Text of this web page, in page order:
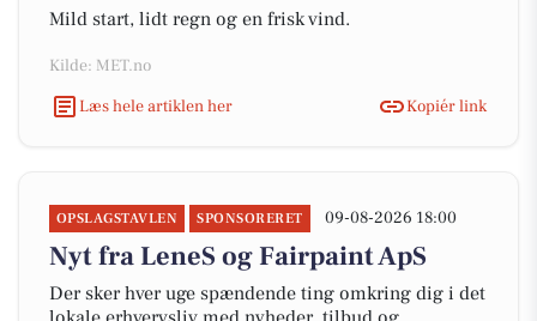
Mild start, lidt regn og en frisk vind.
Kilde: MET.no
Læs hele artiklen her
Kopiér link
OPSLAGSTAVLEN SPONSORERET 09-08-2026 18:00
Nyt fra LeneS og Fairpaint ApS
Der sker hver uge spændende ting omkring dig i det